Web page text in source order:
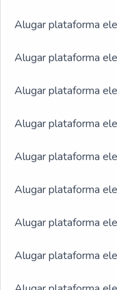
Alugar plataforma
Alugar plataforma
Alugar plataforma
Alugar plataforma
Alugar plataforma
Alugar plataforma
Alugar plataforma
Alugar plataforma